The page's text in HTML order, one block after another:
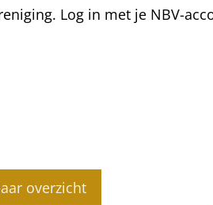
Log in met je NBV-
overzicht